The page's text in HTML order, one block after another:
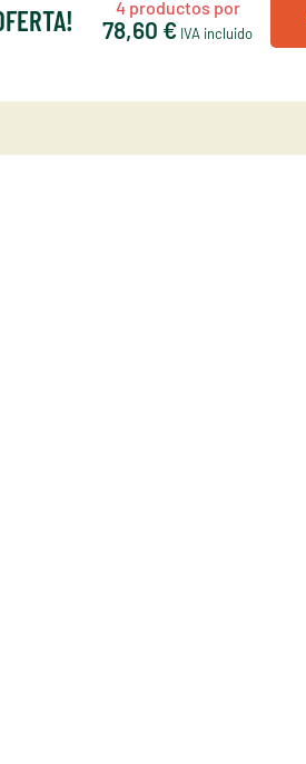
4productos por
78,60 € IVA incluido